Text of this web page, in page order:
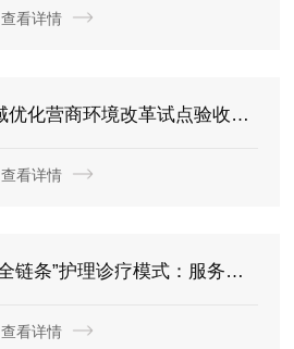
查看详情
湖北省卫生健康领域优化营商环境改革试点验收工作组到江夏开展“免陪照护”服务试点验收工作
查看详情
江夏这家医院推出“全链条”护理诊疗模式：服务上门，病患少忧！
查看详情